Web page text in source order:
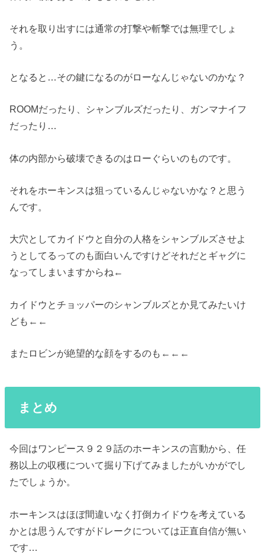
それを取り出すには通常の打撃や斬撃では無理でしょ
う。
となると…その鍵になるのがローなんじゃないのかな？
ROOMだったり、シャンブルズだったり、ガンマナイフ
だったり…
体の内部から破壊できるのはローぐらいのものです。
それをホーキンスは狙っているんじゃないかな？と思う
んです。
大穴としてカイドウと自分の人格をシャンブルズさせよ
うとしてるってのも面白いんですけどそれだとギャグに
なってしまいますからね←
カイドウとチョッパーのシャンブルズとか見てみたいけ
ども←←
またロビンが絶望的な顔をするのも←←←
まとめ
今回はワンピース９２９話のホーキンスの言動から、任
務以上の収穫について掘り下げてみましたがいかがでし
たでしょうか。
ホーキンスはほぼ間違いなく打倒カイドウを考えている
かとは思うんですがドレークについては正直自信が無い
です…